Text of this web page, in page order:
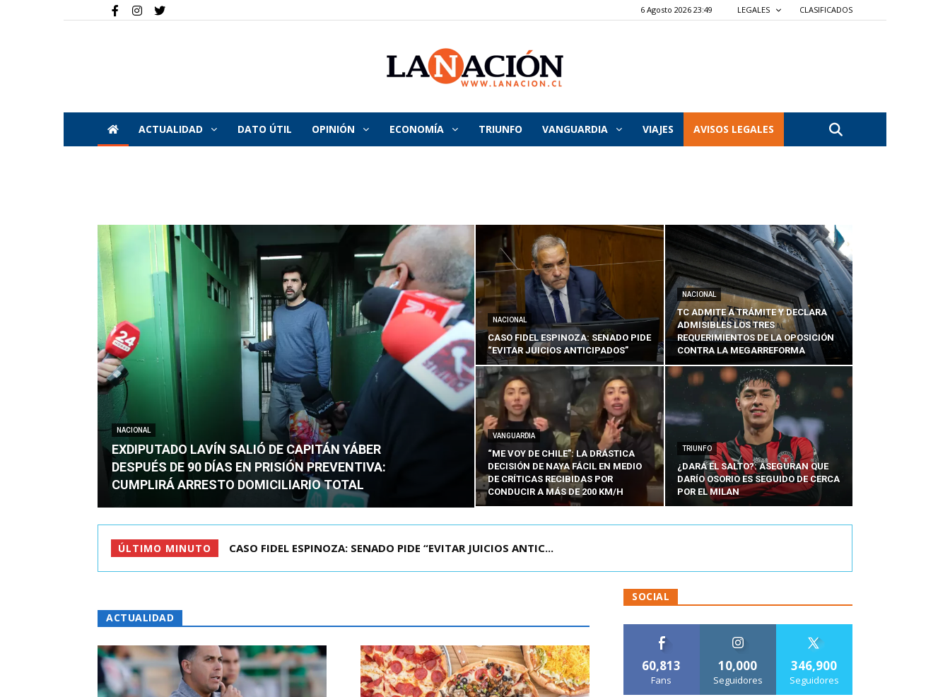
6 Agosto 2026 23:49 LEGALES CLASIFICADOS
La
Nación
ACTUALIDAD DATO ÚTIL OPINIÓN ECONOMÍA TRIUNFO VANGUARDIA VIAJES AVISOS LEGALES
NACIONAL
EXDIPUTADO LAVÍN SALIÓ DE CAPITÁN YÁBER
DESPUÉS DE 90 DÍAS EN PRISIÓN PREVENTIVA:
CUMPLIRÁ ARRESTO DOMICILIARIO TOTAL
NACIONAL
CASO FIDEL ESPINOZA: SENADO PIDE
“EVITAR JUICIOS ANTICIPADOS”
NACIONAL
TC ADMITE A TRÁMITE Y DECLARA
ADMISIBLES LOS TRES
REQUERIMIENTOS DE LA OPOSICIÓN
CONTRA LA MEGARREFORMA
VANGUARDIA
“ME VOY DE CHILE”: LA DRÁSTICA
DECISIÓN DE NAYA FÁCIL EN MEDIO
DE CRÍTICAS RECIBIDAS POR
CONDUCIR A MÁS DE 200 KM/H
TRIUNFO
¿DARÁ EL SALTO?: ASEGURAN QUE
DARÍO OSORIO ES SEGUIDO DE CERCA
POR EL MILAN
ÚLTIMO MINUTO CASO FIDEL ESPINOZA: SENADO PIDE “EVITAR JUICIOS ANTIC...
TC ADMITE A TRÁMITE Y DECLARA ADMISIBLES LOS TRES REQU...
ACTUALIDAD
SOCIAL
60,813
Fans
10,000
Seguidores
346,900
Seguidores